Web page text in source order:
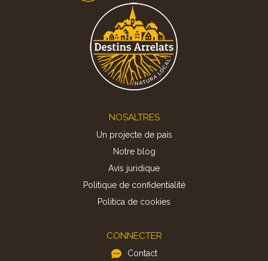
NOSALTRES
Un projecte de país
Notre blog
Avis juridique
Politique de confidentialité
Politica de cookies
CONNECTER
Contact